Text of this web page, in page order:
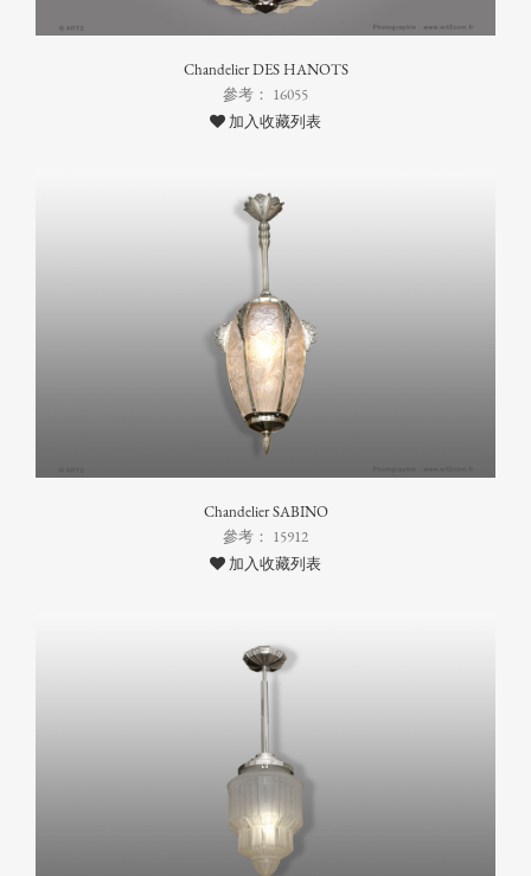
Chandelier DES HANOTS
參考： 16055
加入收藏列表
Chandelier SABINO
參考： 15912
加入收藏列表